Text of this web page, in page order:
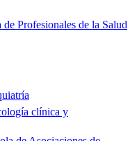
Profesionales de la Salud
clínica y